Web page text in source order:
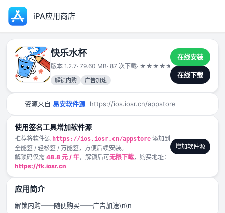
iPA应用商店
快乐水杯
版本 1.2.7· 79.60 MB· 87 次下载· ★ ★ ★ ★ ★
2025-06-03
解锁内购
广告加速
在线安装
在线下载
资源来自 易安软件源 https://ios.iosr.cn/appstore
使用签名工具增加软件源
推荐将软件源 https://ios.iosr.cn/appstore 添加到
全能签 / 轻松签 / 万能签，方便后续安装。
解锁码仅需 48.8 元 / 年，解锁后可无限下载，购买地址：
https://fk.iosr.cn
增加软件源
应用简介
解锁内购——随便购买——广告加速\n\n